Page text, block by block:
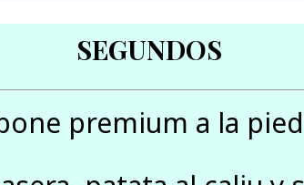
SEGUNDOS
premium a la